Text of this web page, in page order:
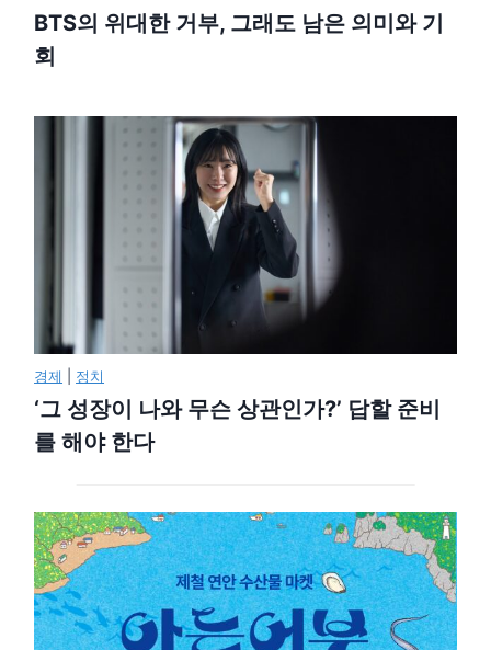
BTS의 위대한 거부, 그래도 남은 의미와 기
회
경제 정치
‘그 성장이 나와 무슨 상관인가?’ 답할 준비
를 해야 한다